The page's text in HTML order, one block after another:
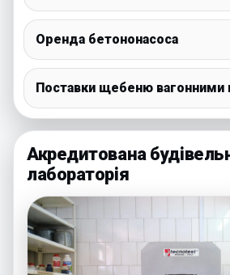
Оренда бетононасоса
Поставки щебеню
Акредитована
лабораторія